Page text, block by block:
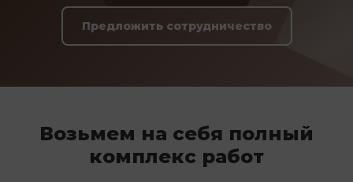
Предложить сотрудничество
Возьмем на себя полный
комплекс работ